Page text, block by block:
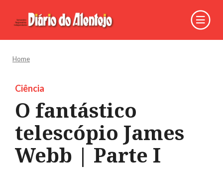
Home
Ciência
O fantástico
telescópio James
Webb | Parte I